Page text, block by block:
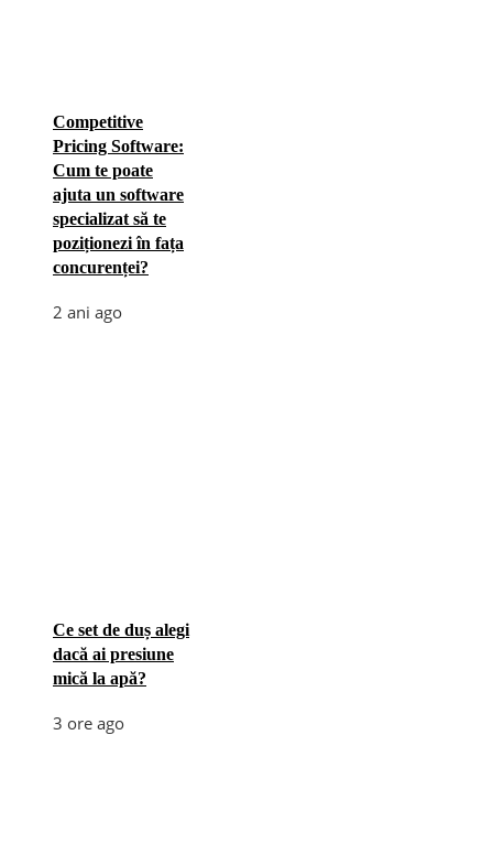
Competitive
Pricing Software:
Cum te poate
ajuta un software
specializat să te
poziționezi în fața
concurenței?
2 ani ago
Ce set de duș alegi
dacă ai presiune
mică la apă?
3 ore ago